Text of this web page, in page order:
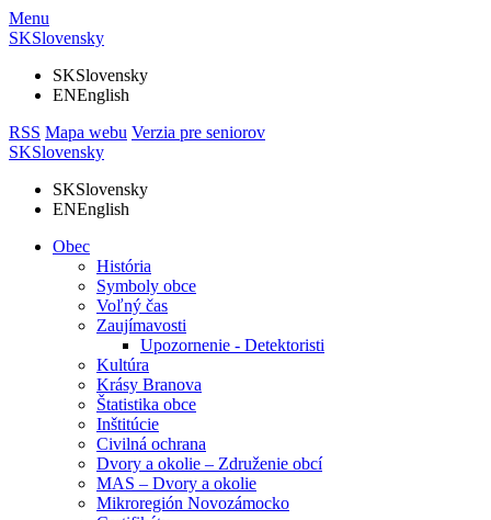
Menu
SKSlovensky
SKSlovensky
ENEnglish
RSS Mapa webu Verzia pre seniorov
SKSlovensky
SKSlovensky
ENEnglish
Obec
História
Symboly obce
Voľný čas
Zaujímavosti
Upozornenie - Detektoristi
Kultúra
Krásy Branova
Štatistika obce
Inštitúcie
Civilná ochrana
Dvory a okolie – Združenie obcí
MAS – Dvory a okolie
Mikroregión Novozámocko